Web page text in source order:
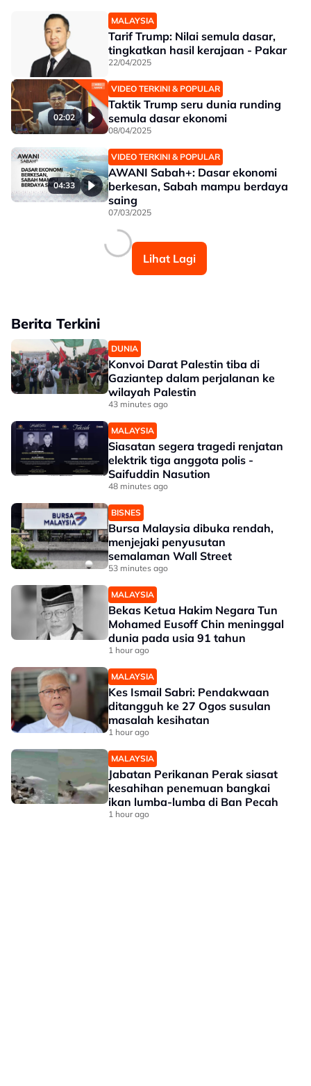
MALAYSIA
Tarif Trump: Nilai semula dasar,
tingkatkan hasil kerajaan - Pakar
22/04/2025
02:02
VIDEO TERKINI & POPULAR
Taktik Trump seru dunia runding
semula dasar ekonomi
08/04/2025
04:33
VIDEO TERKINI & POPULAR
AWANI Sabah+: Dasar ekonomi
berkesan, Sabah mampu berdaya
saing
07/03/2025
Lihat Lagi
Berita Terkini
DUNIA
Konvoi Darat Palestin tiba di
Gaziantep dalam perjalanan ke
wilayah Palestin
43 minutes ago
MALAYSIA
Siasatan segera tragedi renjatan
elektrik tiga anggota polis -
Saifuddin Nasution
48 minutes ago
BISNES
Bursa Malaysia dibuka rendah,
menjejaki penyusutan
semalaman Wall Street
53 minutes ago
MALAYSIA
Bekas Ketua Hakim Negara Tun
Mohamed Eusoff Chin meninggal
dunia pada usia 91 tahun
1 hour ago
MALAYSIA
Kes Ismail Sabri: Pendakwaan
ditangguh ke 27 Ogos susulan
masalah kesihatan
1 hour ago
MALAYSIA
Jabatan Perikanan Perak siasat
kesahihan penemuan bangkai
ikan lumba-lumba di Ban Pecah
1 hour ago